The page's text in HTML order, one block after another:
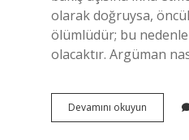
olarak doğruysa,
ölümlüdür; bu
olacaktır. Argüman
Devamını okuyun Argüman
Yaratmak